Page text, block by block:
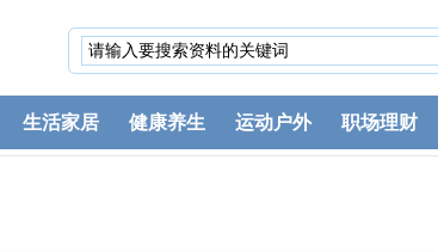
生活家居 健康养生 运动户外 职场理财